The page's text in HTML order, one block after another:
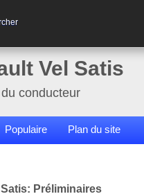
Vel Satis
conducteur
Populaire Plan du site
Préliminaires